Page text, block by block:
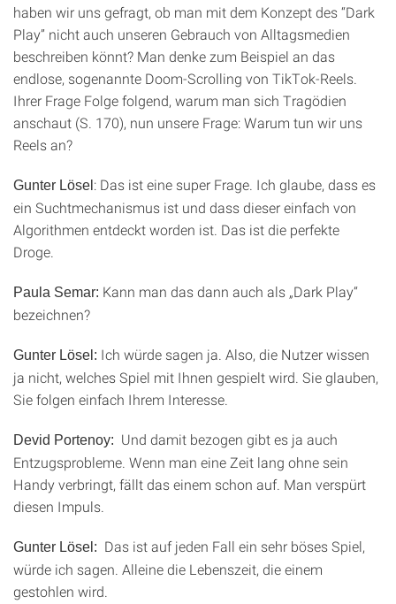
haben wir uns gefragt, ob man mit dem Konzept des “Dark
Play” nicht auch unseren Gebrauch von Alltagsmedien
beschreiben könnt? Man denke zum Beispiel an das
endlose, sogenannte Doom-Scrolling von TikTok-Reels.
Ihrer Frage Folge folgend, warum man sich Tragödien
anschaut (S. 170), nun unsere Frage: Warum tun wir uns
Reels an?
Gunter Lösel : Das ist eine super Frage. Ich glaube, dass es
ein Suchtmechanismus ist und dass dieser einfach von
Algorithmen entdeckt worden ist. Das ist die perfekte
Droge.
Paula Semar: Kann man das dann auch als „Dark Play“
bezeichnen?
Gunter Lösel: Ich würde sagen ja. Also, die Nutzer wissen
ja nicht, welches Spiel mit Ihnen gespielt wird. Sie glauben,
Sie folgen einfach Ihrem Interesse.
Devid Portenoy: Und damit bezogen gibt es ja auch
Entzugsprobleme. Wenn man eine Zeit lang ohne sein
Handy verbringt, fällt das einem schon auf. Man verspürt
diesen Impuls.
Gunter Lösel: Das ist auf jeden Fall ein sehr böses Spiel,
würde ich sagen. Alleine die Lebenszeit, die einem
gestohlen wird.